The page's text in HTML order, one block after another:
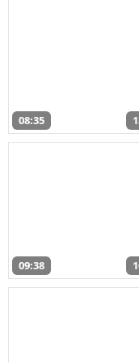
08:35
09:38